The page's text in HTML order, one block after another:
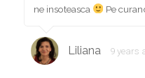
ne insoteasca
Pe
Liliana 9 years